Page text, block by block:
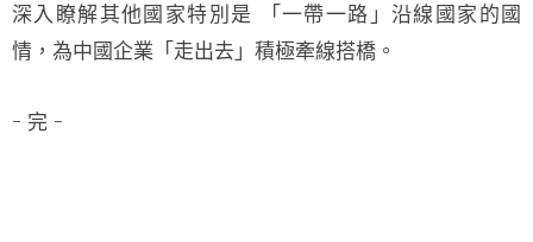
深入瞭解其他國家特別是 「一帶一路」沿線國家的國
情，為中國企業「走出去」積極牽線搭橋。
– 完 –